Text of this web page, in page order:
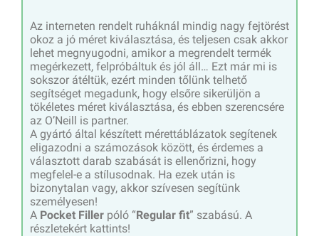
Az interneten rendelt ruháknál mindig nagy fejtörést
okoz a jó méret kiválasztása, és teljesen csak akkor
lehet megnyugodni, amikor a megrendelt termék
megérkezett, felpróbáltuk és jól áll… Ezt már mi is
sokszor átéltük, ezért minden tőlünk telhető
segítséget megadunk, hogy elsőre sikerüljön a
tökéletes méret kiválasztása, és ebben szerencsére
az O’Neill is partner.
A gyártó által készített mérettáblázatok segítenek
eligazodni a számozások között, és érdemes a
választott darab szabását is ellenőrizni, hogy
megfelel-e a stílusodnak. Ha ezek után is
bizonytalan vagy, akkor szívesen segítünk
személyesen!
A Pocket Filler póló “Regular fit” szabású. A
részletekért kattints!